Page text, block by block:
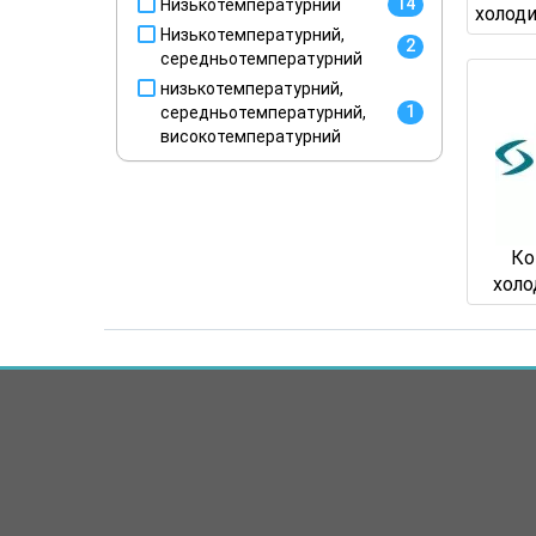
Низькотемпературний 14
Низькотемпературний,
середньотемпературний
2
низькотемпературний,
середньотемпературний,
високотемпературний
1